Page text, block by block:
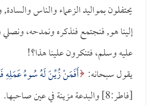
يحتفلون بمواليد الزعماء والناس
إلينا هو, فنجتمع فنذكره ونمدحه،
عليه وسلم، فتنكرون علينا هذا؟!
يقول سبحانه: أَفَمَنْ زُيِّنَ لَهُ سُوءُ عَمَلِهِ
[فاطر:8] والبدعة مزينة في عين صاحبها.